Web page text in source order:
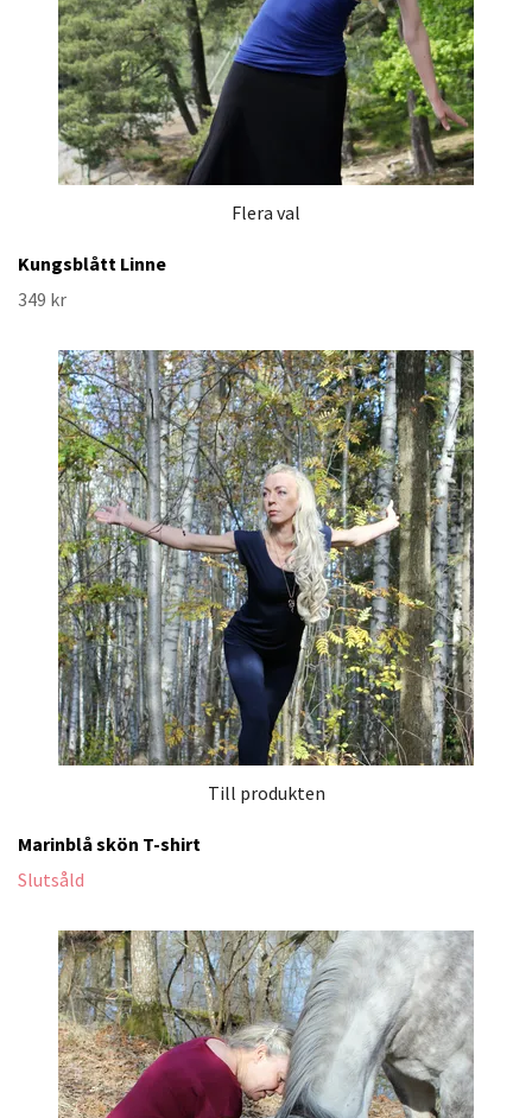
Flera val
Kungsblått Linne
349 kr
Till produkten
Marinblå skön T-shirt
Slutsåld